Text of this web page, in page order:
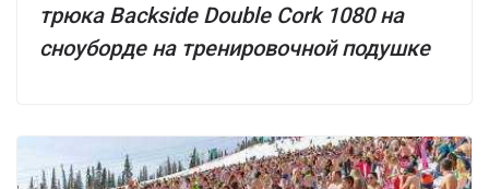
трюка Backside Double Cork 1080 на
сноуборде на тренировочной подушке